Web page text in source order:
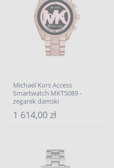
Michael Kors Access
Smartwatch MKT5089 -
zegarek damski
1 614,00 zł